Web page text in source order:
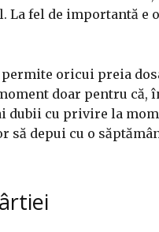
fel de importantă e
oricui preia
doar pentru că,
dubii cu privire la
să depui cu o